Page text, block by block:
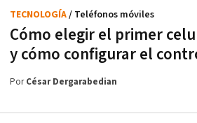
Cómo elegir el primer
y cómo configurar el
TECNOLOGÍA/ Teléfonos móviles
PorCésar Dergarabedian